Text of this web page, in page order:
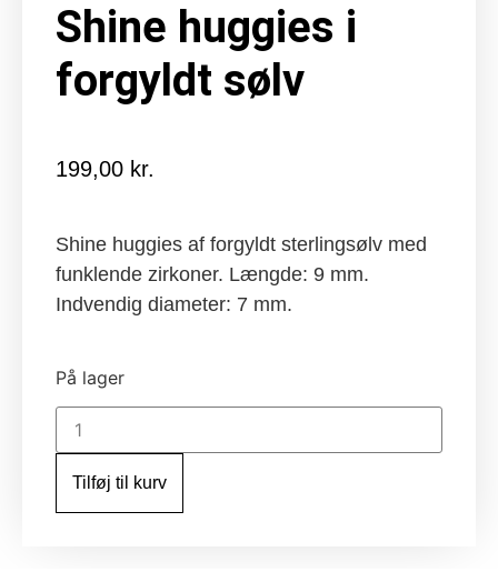
Shine huggies i
forgyldt sølv
199,00 kr.
Shine huggies af forgyldt sterlingsølv med
funklende zirkoner. Længde: 9 mm.
Indvendig diameter: 7 mm.
På lager
Shine
huggies
i
sølv
Tilføj til kurv